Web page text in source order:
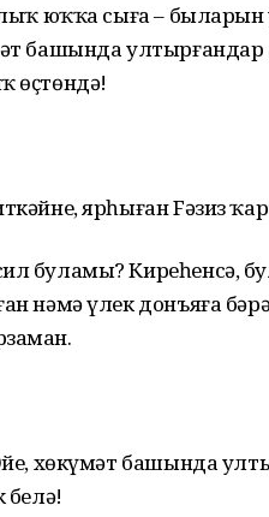
юҡҡа сыға – быларын
башында
өҫтөндә!
ярһыған Fәзиз
буламы? Киреһенсә,
нәмә үлек донъяға
хөкүмәт башында
белә!